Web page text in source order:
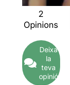
2
Opinions
Deixa
la
teva
opinió